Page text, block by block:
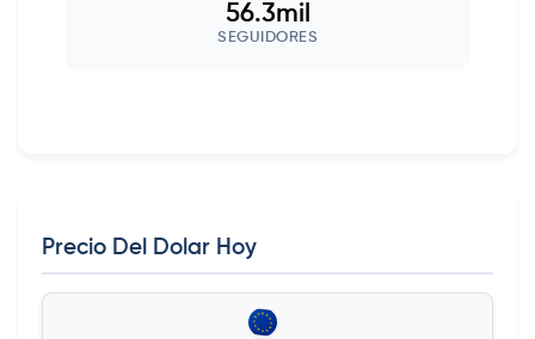
56.3mil
SEGUIDORES
Precio Del Dolar Hoy